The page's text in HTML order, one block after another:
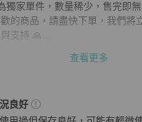
獨家單件，數量稀少，售完即無
的商品，請盡快下單，我們將
支持 🙏
合與體諒 🙏
查看更多
態與細節
良好